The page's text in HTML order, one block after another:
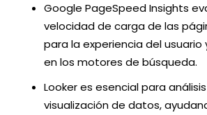
Google PageSpeed Insights
velocidad de carga de las
para la experiencia del usuario
en los motores de búsqueda.
Looker es esencial para
visualización de datos,